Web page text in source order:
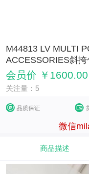
M44813 LV MULTI
ACCESSORIES斜
会员价 ￥1600.00
关注量：5
品质保证
微信
商品描述